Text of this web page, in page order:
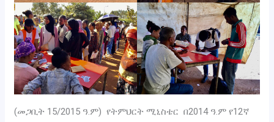
(መጋቢት 15/2015 ዓ.ም) የትምህርት ሚኒስቴር በ2014 ዓ.ም የ12ኛ